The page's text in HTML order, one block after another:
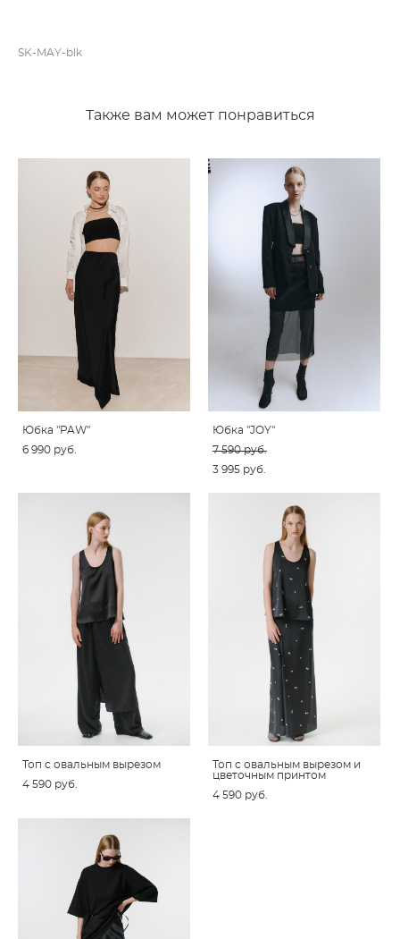
SK-MAY-blk
Также вам может понравиться
Юбка "PAW"
6 990 pуб.
Юбка "JOY"
7 590 pуб.
3 995 pуб.
Топ c овальным вырезом
4 590 pуб.
Топ c овальным вырезом и
цветочным принтом
4 590 pуб.